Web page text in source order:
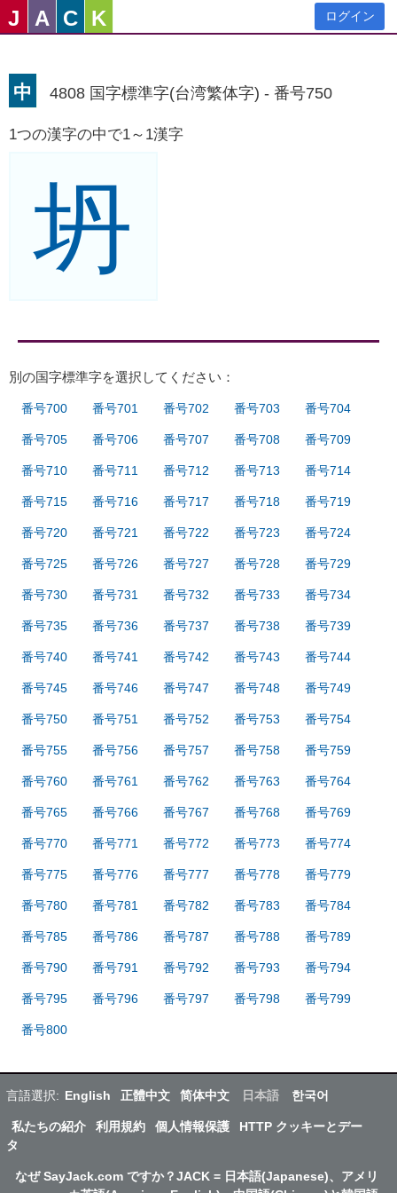
J A C K ログイン
中 4808 国字標準字(台湾繁体字) - 番号750
1つの漢字の中で1～1漢字
坍
別の国字標準字を選択してください：
番号700 番号701 番号702 番号703 番号704
番号705 番号706 番号707 番号708 番号709
番号710 番号711 番号712 番号713 番号714
番号715 番号716 番号717 番号718 番号719
番号720 番号721 番号722 番号723 番号724
番号725 番号726 番号727 番号728 番号729
番号730 番号731 番号732 番号733 番号734
番号735 番号736 番号737 番号738 番号739
番号740 番号741 番号742 番号743 番号744
番号745 番号746 番号747 番号748 番号749
番号750 番号751 番号752 番号753 番号754
番号755 番号756 番号757 番号758 番号759
番号760 番号761 番号762 番号763 番号764
番号765 番号766 番号767 番号768 番号769
番号770 番号771 番号772 番号773 番号774
番号775 番号776 番号777 番号778 番号779
番号780 番号781 番号782 番号783 番号784
番号785 番号786 番号787 番号788 番号789
番号790 番号791 番号792 番号793 番号794
番号795 番号796 番号797 番号798 番号799
番号800
言語選択: English 正體中文 简体中文 日本語 한국어
私たちの紹介 利用規約 個人情報保護
HTTP クッキーとデー
タ
なぜ SayJack.com ですか？JACK = 日本語(Japanese)、アメリ